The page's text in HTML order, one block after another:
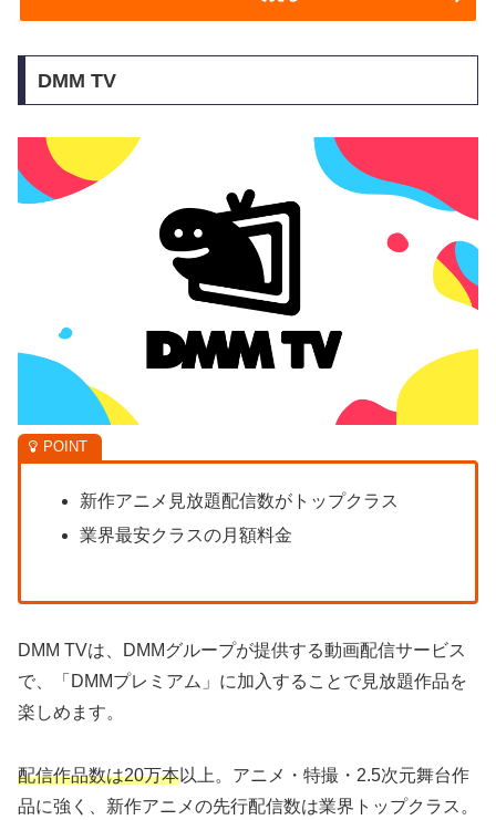
DMM TV
新作アニメ見放題配信数がトップクラス
業界最安クラスの月額料金
DMM TVは、DMMグループが提供する動画配信サービス
で、「DMMプレミアム」に加入することで見放題作品を
楽しめます。
配信作品数は20万本以上。アニメ・特撮・2.5次元舞台作
品に強く、新作アニメの先行配信数は業界トップクラス。